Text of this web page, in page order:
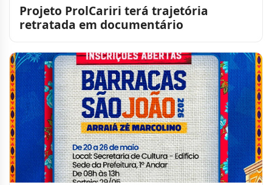
Projeto ProlCariri terá trajetória
retratada em documentário